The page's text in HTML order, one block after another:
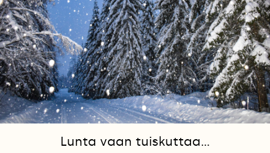
Lunta vaan tuiskuttaa...